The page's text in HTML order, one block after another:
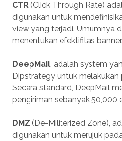
CTR(Click Through Rate)
digunakan untuk
view yang terjadi. Umumnya
menentukan efektifitas
DeepMail, adalah system
Dipstrategy untuk melakukan
Secara standard, DeepMail
pengiriman sebanyak 50,000
DMZ (De-Militerized Zone),
digunakan untuk merujuk